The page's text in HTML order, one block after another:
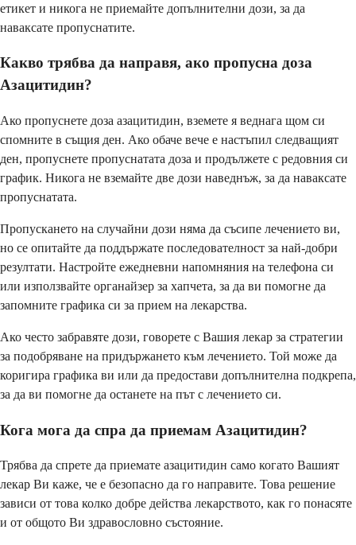
етикет и никога не приемайте допълнителни дози, за да
наваксате пропуснатите.
Какво трябва да направя, ако пропусна доза
Азацитидин?
Ако пропуснете доза азацитидин, вземете я веднага щом си
спомните в същия ден. Ако обаче вече е настъпил следващият
ден, пропуснете пропуснатата доза и продължете с редовния си
график. Никога не вземайте две дози наведнъж, за да наваксате
пропуснатата.
Пропускането на случайни дози няма да съсипе лечението ви,
но се опитайте да поддържате последователност за най-добри
резултати. Настройте ежедневни напомняния на телефона си
или използвайте органайзер за хапчета, за да ви помогне да
запомните графика си за прием на лекарства.
Ако често забравяте дози, говорете с Вашия лекар за стратегии
за подобряване на придържането към лечението. Той може да
коригира графика ви или да предостави допълнителна подкрепа,
за да ви помогне да останете на път с лечението си.
Кога мога да спра да приемам Азацитидин?
Трябва да спрете да приемате азацитидин само когато Вашият
лекар Ви каже, че е безопасно да го направите. Това решение
зависи от това колко добре действа лекарството, как го понасяте
и от общото Ви здравословно състояние.